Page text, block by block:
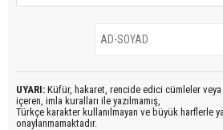
UYARI: Küfür, hakaret, rencide edici cümleler veya
içeren, imla kuralları ile yazılmamış,
Türkçe karakter kullanılmayan ve büyük harflerle
onaylanmamaktadır.